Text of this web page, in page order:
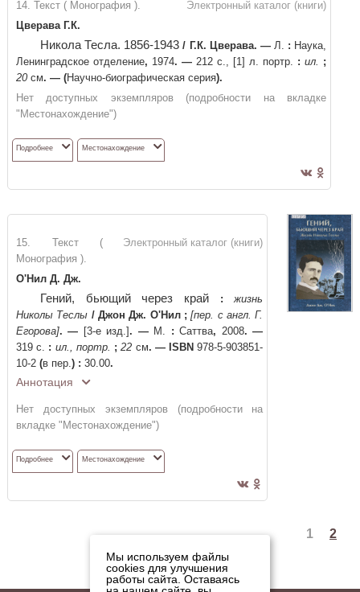
Электронный каталог (книги)
14. Текст ( Монография ).
Цверава Г.К.
Никола Тесла. 1856-1943 / Г.К. Цверава. —Л. : Наука,
Ленинградское отделение, 1974. — 212 с., [1] л. портр. : ил. ;
20см. — (Научно-биографическая серия).
Нет доступных экземпляров (подробности на вкладке
"Местонахождение")
Подробнее Местонахождение
Электронный каталог (книги)
15. Текст (
Монография ).
О'Нил Д. Дж.
Гений, бьющий через край :
жизнь
Николы Теслы / Джон Дж. О'Нил ; [пер. с англ. Г.
Егорова]. — [3-е изд.]. —М. : Саттва, 2008. —
319 с. : ил., портр. ; 22 см. — ISBN 978-5-903851-
10-2 (в пер.) : 30.00.
Аннотация
Нет доступных экземпляров (подробности на
вкладке "Местонахождение")
Подробнее Местонахождение
1 2
Мы используем файлы
cookies для улучшения
работы сайта. Оставаясь